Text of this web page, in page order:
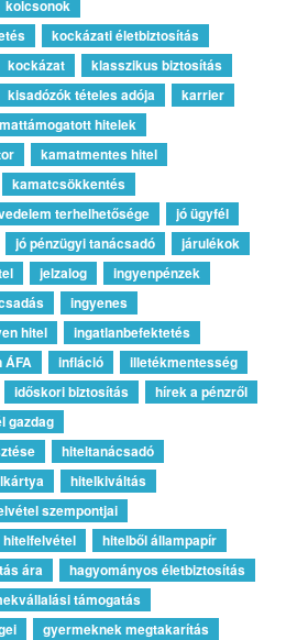
kolcsonok
kockázati életbiztosítás
kockázat
klasszikus biztosítás
kisadózók tételes adója
karrier
hitelek
kamatmentes hitel
kamatcsökkentés
terhelhetősége
jó ügyfél
jó pénzügyi tanácsadó
járulékok
jelzalog
ingyenpénzek
ingyenes
hitel
ingatlanbefektetés
ÁFA infláció
illetékmentesség
időskori biztosítás
hírek a pénzről
gazdag
hiteltanácsadó
hitelkiváltás
szempontjai
hitelfelvétel
hitelből állampapír
ára
hagyományos életbiztosítás
támogatás
gyermeknek megtakarítás